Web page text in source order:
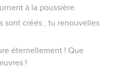
à la poussière.
sont créés ; tu renouvelles
éternellement ! Que
!